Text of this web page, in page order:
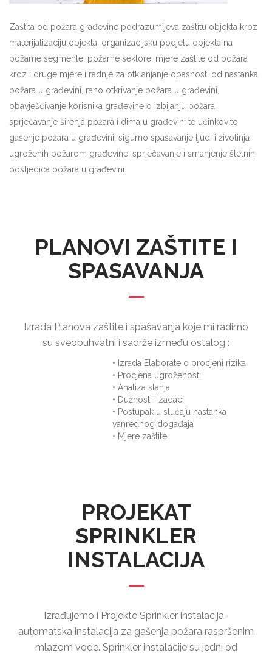
Zaštita od požara građevine podrazumijeva zaštitu objekta kroz
materijalizaciju objekta, organizacijsku podjelu objekta na
požarne segmente, požarne sektore, mjere zaštite od požara
kroz i druge mjere i radnje za otklanjanje opasnosti od nastanka
požara u građevini, rano otkrivanje požara u građevini,
obavješćivanje korisnika građevine o izbijanju požara,
sprječavanje širenja požara i dima u građevini te učinkovito
gašenje požara u građevini, sigurno spašavanje ljudi i životinja
ugroženih požarom građevine, sprječavanje i smanjenje štetnih
posljedica požara u građevini.
PLANOVI ZAŠTITE I
SPASAVANJA
Izrada Planova zaštite i spašavanja koje mi radimo
su sveobuhvatni i sadrže između ostalog :
• Izrada Elaborate o procjeni rizika
• Procjena ugroženosti
• Analiza stanja
• Dužnosti i zadaci
• Postupak u slučaju nastanka
vanrednog događaja
• Mjere zaštite
PROJEKAT
SPRINKLER
INSTALACIJA
Izrađujemo i Projekte Sprinkler instalacija-
automatska instalacija za gašenja požara raspršenim
mlazom vode. Sprinkler instalacije su jedni od